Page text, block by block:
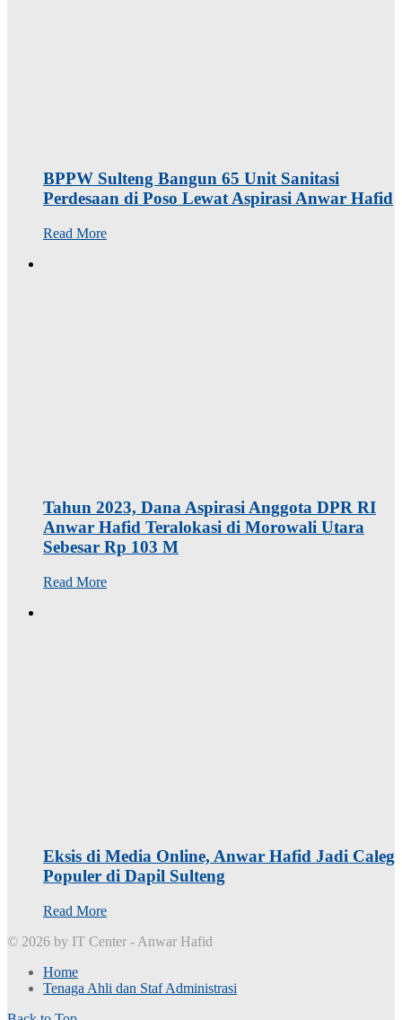
BPPW Sulteng Bangun 65 Unit Sanitasi
Perdesaan di Poso Lewat Aspirasi Anwar Hafid
Read More
Tahun 2023, Dana Aspirasi Anggota DPR RI
Anwar Hafid Teralokasi di Morowali Utara
Sebesar Rp 103 M
Read More
Eksis di Media Online, Anwar Hafid Jadi Caleg
Populer di Dapil Sulteng
Read More
© 2026 by IT Center - Anwar Hafid
Home
Tenaga Ahli dan Staf Administrasi